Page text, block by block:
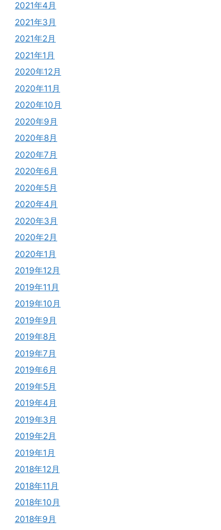
2021年4月
2021年3月
2021年2月
2021年1月
2020年12月
2020年11月
2020年10月
2020年9月
2020年8月
2020年7月
2020年6月
2020年5月
2020年4月
2020年3月
2020年2月
2020年1月
2019年12月
2019年11月
2019年10月
2019年9月
2019年8月
2019年7月
2019年6月
2019年5月
2019年4月
2019年3月
2019年2月
2019年1月
2018年12月
2018年11月
2018年10月
2018年9月